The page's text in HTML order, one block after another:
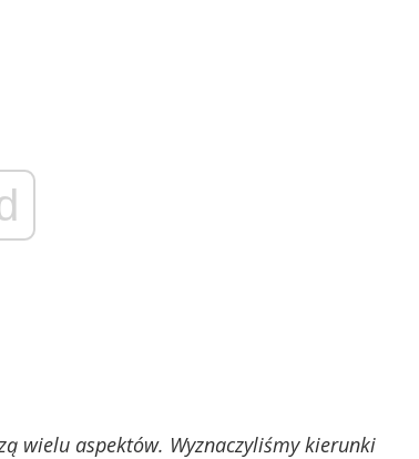
wielu aspektów. Wyznaczyliśmy kierunki